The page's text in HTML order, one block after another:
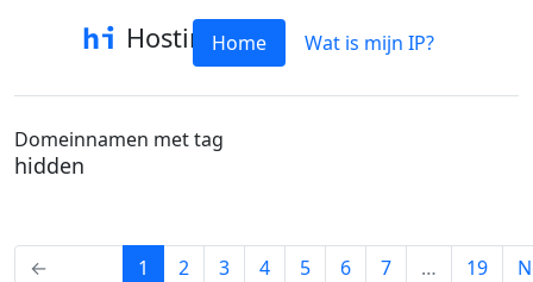
HostinfoHome Wat is mijn IP?
Domeinnamen met tag
hidden
←
1 (current)
2 3 4 5 6 7 … 19